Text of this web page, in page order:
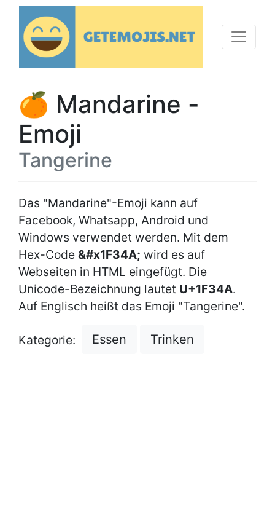
🍊 Mandarine -
Emoji
Tangerine
Das "Mandarine"-Emoji kann auf
Facebook, Whatsapp, Android und
Windows verwendet werden. Mit dem
Hex-Code &#x1F34A; wird es auf
Webseiten in HTML eingefügt. Die
Unicode-Bezeichnung lautet U+1F34A.
Auf Englisch heißt das Emoji "Tangerine".
Kategorie: Essen Trinken